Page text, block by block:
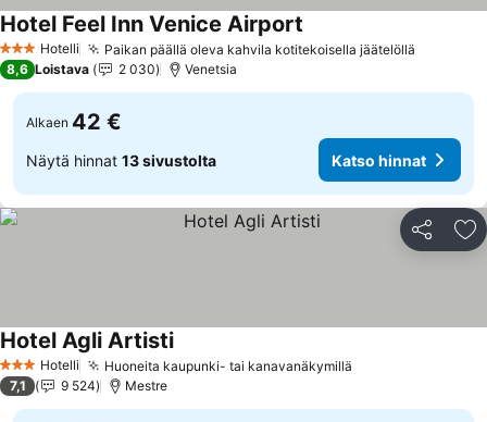
3 Tähtiluokitus
Hotelli Paikan päällä oleva kahvila kotitekoisella jäätelöllä
Hotel Feel Inn Venice Airport
8,6 Loistava 2 030 Venetsia
Alkaen 42 €
Näytä hinnat 13 sivustolta Katso hinnat
Jaa
3 Tähtiluokitus
Hotelli Huoneita kaupunki- tai kanavanäkymillä
Hotel Agli ArtistiKatso hinnat
7,1 9 524 Mestre